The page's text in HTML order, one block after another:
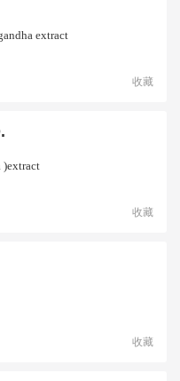
extract
收藏
)extract
收藏
收藏